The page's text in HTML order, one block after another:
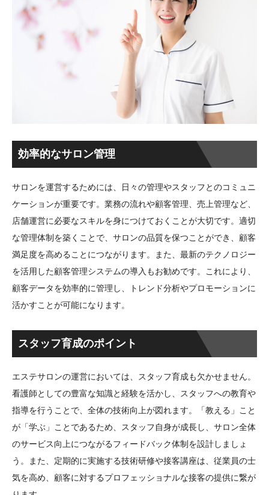
効率的なサロン管理
サロンを運営するためには、日々の管理やスタッフとのコミュニ
ケーションが重要です。業務の流れや顧客管理、売上管理など、
店舗運営に必要なスキルを身につけておくことが大切です。適切
な管理体制を築くことで、サロンの品質を保つことができ、顧客
満足度を高めることにつながります。また、最新のテクノロジー
を活用した顧客管理システムの導入もお勧めです。これにより、
顧客データを効率的に管理し、トレンド分析やプロモーションに
活かすことが可能になります。
スタッフ育成のポイント
エステサロンの運営においては、スタッフ育成も欠かせません。
看護師としての豊富な知識と経験を活かし、スタッフへの教育や
指導を行うことで、全体の技術向上が図れます。「教える」こと
が「学ぶ」ことであるため、スタッフ自身が成長し、サロン全体
のサービス向上につながるフィードバック体制を設計しましょ
う。また、定期的に実施する技術研修や接客講座は、従業員の士
気を高め、顧客に対するプロフェッショナルな接客の提供に繋が